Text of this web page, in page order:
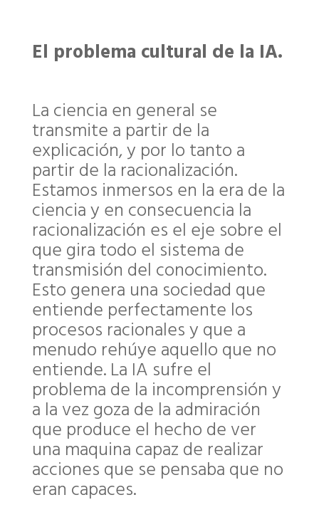
El problema cultural de la IA.
La ciencia en general se
transmite a partir de la
explicación, y por lo tanto a
partir de la racionalización.
Estamos inmersos en la era de la
ciencia y en consecuencia la
racionalización es el eje sobre el
que gira todo el sistema de
transmisión del conocimiento.
Esto genera una sociedad que
entiende perfectamente los
procesos racionales y que a
menudo rehúye aquello que no
entiende. La IA sufre el
problema de la incomprensión y
a la vez goza de la admiración
que produce el hecho de ver
una maquina capaz de realizar
acciones que se pensaba que no
eran capaces.